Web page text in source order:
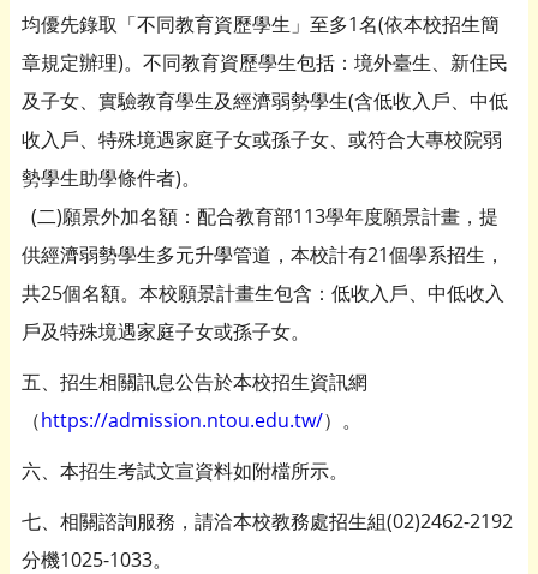
均優先錄取「不同教育資歷學生」至多1名(依本校招生簡
章規定辦理)。不同教育資歷學生包括：境外臺生、新住民
及子女、實驗教育學生及經濟弱勢學生(含低收入戶、中低
收入戶、特殊境遇家庭子女或孫子女、或符合大專校院弱
勢學生助學條件者)。
(二)願景外加名額：配合教育部113學年度願景計畫，提
供經濟弱勢學生多元升學管道，本校計有21個學系招生，
共25個名額。本校願景計畫生包含：低收入戶、中低收入
戶及特殊境遇家庭子女或孫子女。
五、招生相關訊息公告於本校招生資訊網
（https://admission.ntou.edu.tw/）。
六、本招生考試文宣資料如附檔所示。
七、相關諮詢服務，請洽本校教務處招生組(02)2462-2192
分機1025-1033。